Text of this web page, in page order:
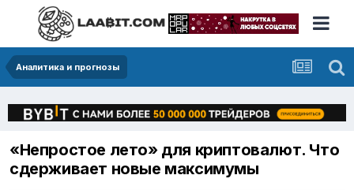
Аналитика и прогнозы
«Непростое лето» для криптовалют. Что
сдерживает новые максимумы